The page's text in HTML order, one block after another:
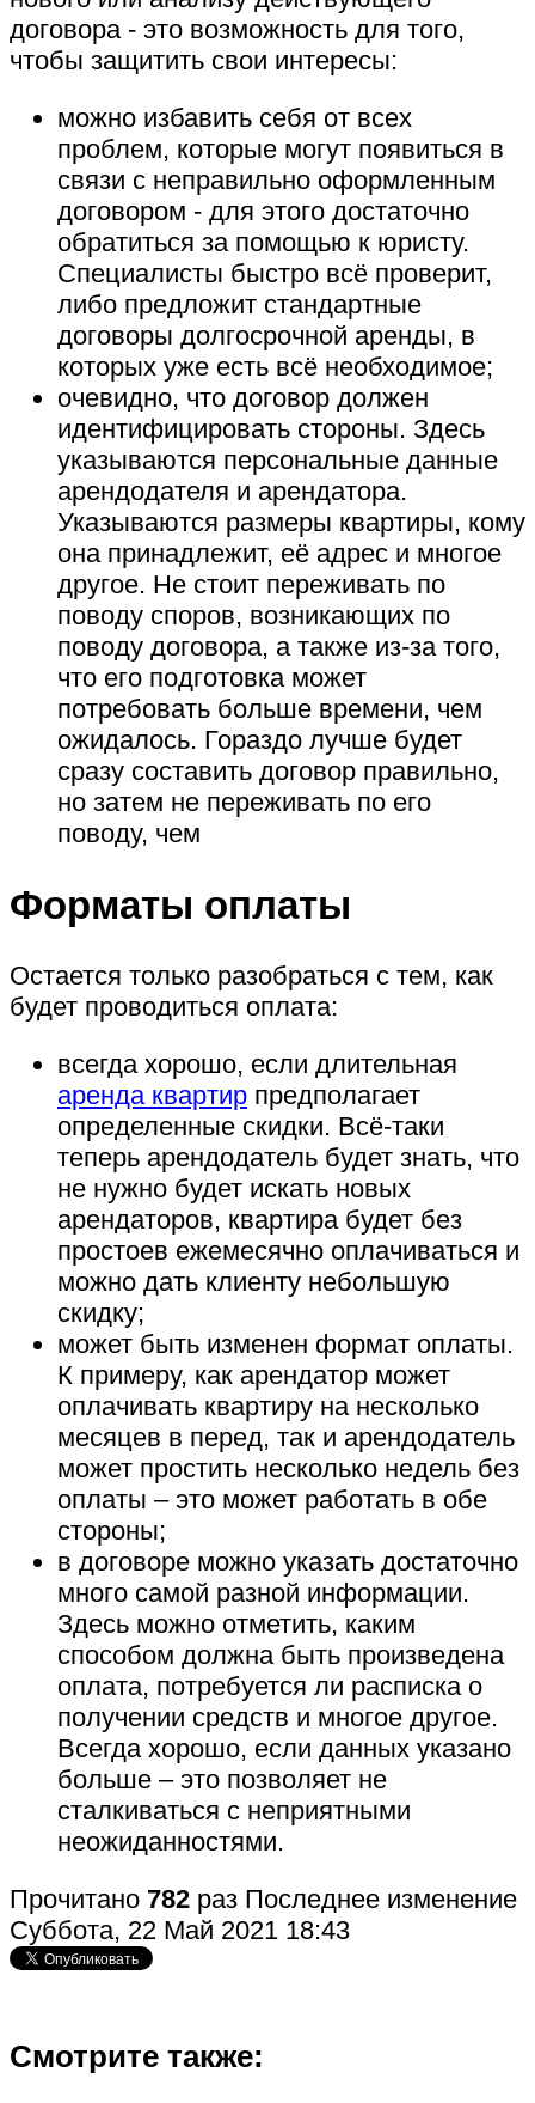
договора - это возможность для того,
чтобы защитить свои интересы:
можно избавить себя от всех
проблем, которые могут появиться в
связи с неправильно оформленным
договором - для этого достаточно
обратиться за помощью к юристу.
Специалисты быстро всё проверит,
либо предложит стандартные
договоры долгосрочной аренды, в
которых уже есть всё необходимое;
очевидно, что договор должен
идентифицировать стороны. Здесь
указываются персональные данные
арендодателя и арендатора.
Указываются размеры квартиры, кому
она принадлежит, её адрес и многое
другое. Не стоит переживать по
поводу споров, возникающих по
поводу договора, а также из-за того,
что его подготовка может
потребовать больше времени, чем
ожидалось. Гораздо лучше будет
сразу составить договор правильно,
но затем не переживать по его
поводу, чем
Форматы оплаты
Остается только разобраться с тем, как
будет проводиться оплата:
всегда хорошо, если длительная
аренда квартир предполагает
определенные скидки. Всё-таки
теперь арендодатель будет знать, что
не нужно будет искать новых
арендаторов, квартира будет без
простоев ежемесячно оплачиваться и
можно дать клиенту небольшую
скидку;
может быть изменен формат оплаты.
К примеру, как арендатор может
оплачивать квартиру на несколько
месяцев в перед, так и арендодатель
может простить несколько недель без
оплаты – это может работать в обе
стороны;
в договоре можно указать достаточно
много самой разной информации.
Здесь можно отметить, каким
способом должна быть произведена
оплата, потребуется ли расписка о
получении средств и многое другое.
Всегда хорошо, если данных указано
больше – это позволяет не
сталкиваться с неприятными
неожиданностями.
Прочитано 782 раз Последнее изменение
Суббота, 22 Май 2021 18:43
Смотрите также: